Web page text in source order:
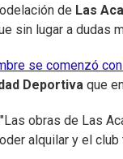
de Las
sin lugar a dudas
se comenzó
Deportiva que
"Las obras de Las
alquilar y el